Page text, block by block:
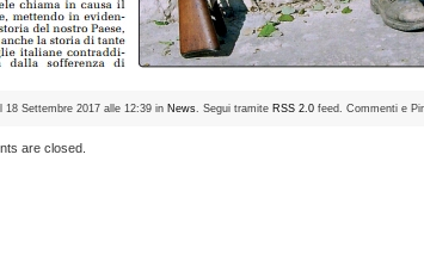
18 Settembre 2017 alle 12:39 in News. Segui tramite RSS 2.0 feed. Commenti e
are closed.